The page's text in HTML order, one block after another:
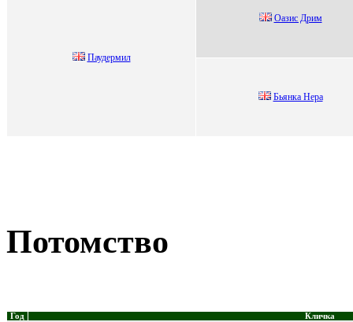
Паудермил
Oазиc Дрим
Бьянка Heра
Потомство
Год Кличка